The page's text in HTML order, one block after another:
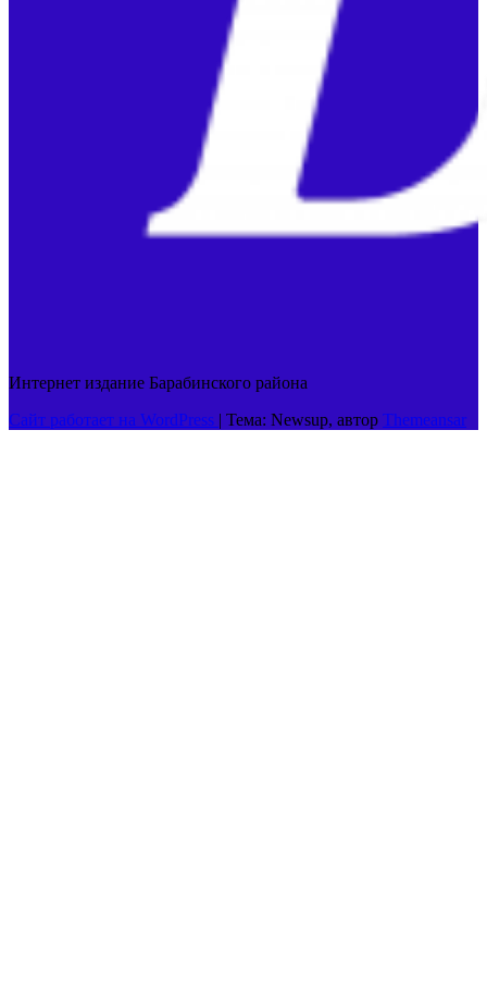
Интернет издание Барабинского района
Сайт работает на WordPress | Тема: Newsup, автор Themeansar